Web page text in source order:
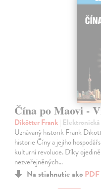
Čína po Maovi -
Dikötter Frank|
Uznávaný historik Frank
historie Číny a jejího
kulturní revoluce. Díky
nezveřejněných…
Na stiahnutie ako PDF